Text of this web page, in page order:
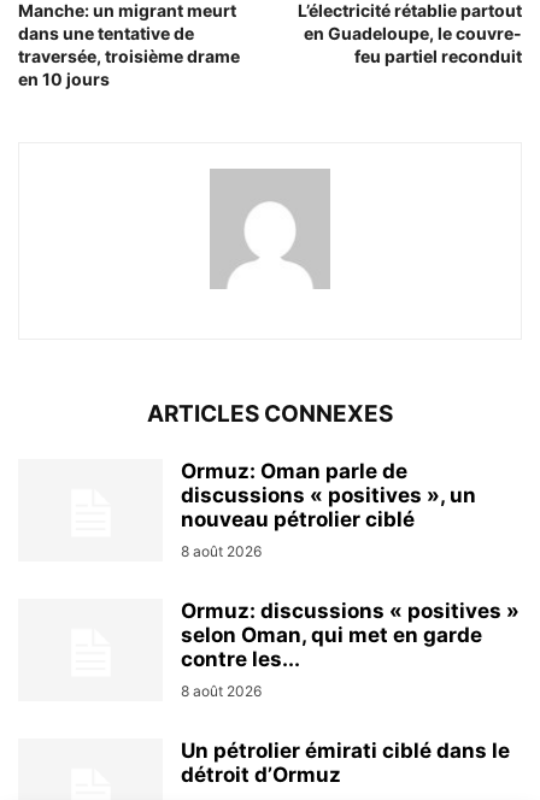
Manche: un migrant meurt
dans une tentative de
traversée, troisième drame
en 10 jours
L’électricité rétablie partout
en Guadeloupe, le couvre-
feu partiel reconduit
ARTICLES CONNEXES
Ormuz: Oman parle de
discussions « positives », un
nouveau pétrolier ciblé
8 août 2026
Ormuz: discussions « positives »
selon Oman, qui met en garde
contre les...
8 août 2026
Un pétrolier émirati ciblé dans le
détroit d’Ormuz